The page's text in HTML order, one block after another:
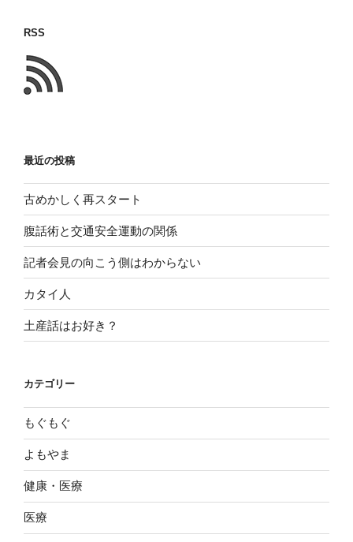
い
た
こ
と
RSS
最近の投稿
古めかしく再スタート
腹話術と交通安全運動の関係
記者会見の向こう側はわからない
カタイ人
土産話はお好き？
カテゴリー
もぐもぐ
よもやま
健康・医療
医療